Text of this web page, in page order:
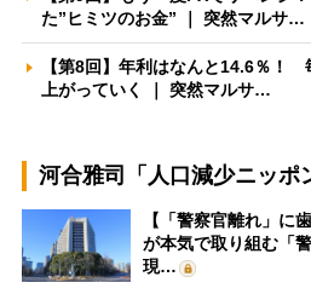
た”ヒミツのお金” ｜ 突然マルサ…
【第8回】年利はなんと14.6％！
上がっていく ｜ 突然マルサ…
河合雅司「人口減少ニッポ
【「警察官離れ」に
が本気で取り組む「
現…